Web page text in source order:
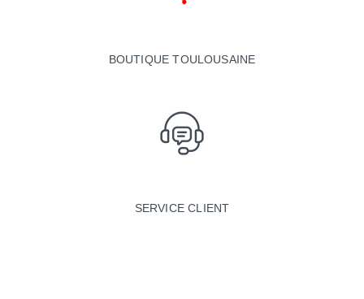
BOUTIQUE TOULOUSAINE
SERVICE CLIENT